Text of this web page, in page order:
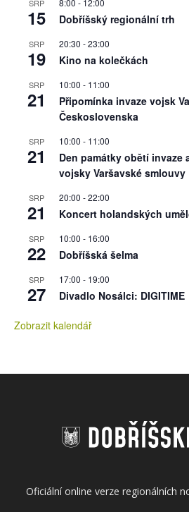
SRP
15
8:00 - 12:00
Dobříšský regionální trh
SRP
19
20:30 -23:00
Kino na kolečkách
SRP
21
10:00 - 11:00
Připomínka invaze vojsk
Československa
SRP
21
10:00 - 11:00
Den památky obětí invaze
vojsky Varšavské smlouvy
SRP
21
20:00 -22:00
Koncert holandských
SRP
22
10:00 - 16:00
Dobříšská šelma
SRP
27
17:00 - 19:00
Divadlo Nosálci: DIGITIME
Zobrazit kalendář
Oficiální online verze regionálních